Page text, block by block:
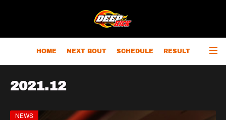
HOME NEXT BOUT SCHEDULE RESULT
2021.12
NEWS